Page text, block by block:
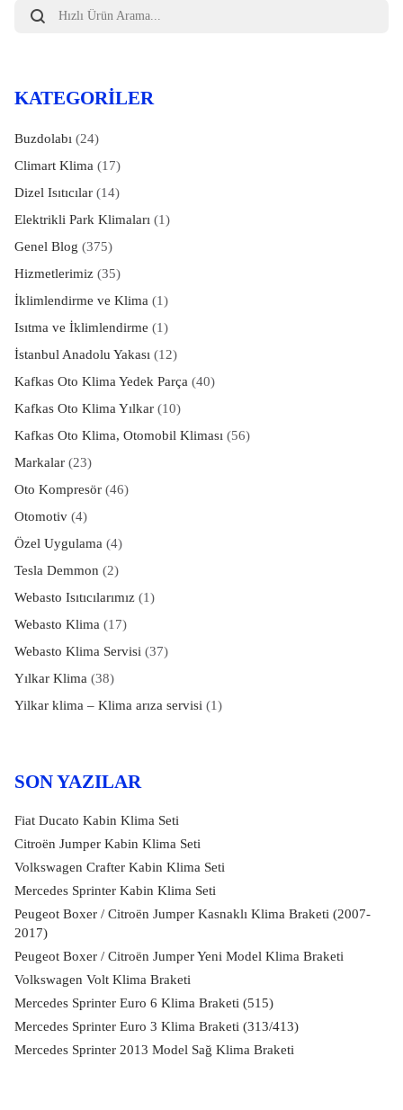
search
KATEGORILER
Buzdolabı (24)
Climart Klima (17)
Dizel Isıtıcılar(14)
Elektrikli Park Klimaları (1)
Genel Blog (375)
Hizmetlerimiz(35)
İklimlendirme ve Klima (1)
Isıtma ve İklimlendirme (1)
İstanbul Anadolu Yakası (12)
Kafkas Oto Klima Yedek Parça (40)
Kafkas Oto Klima Yılkar(10)
Kafkas Oto Klima, Otomobil Kliması (56)
Markalar(23)
Oto Kompresör(46)
Otomotiv(4)
Özel Uygulama (4)
Tesla Demmon (2)
Webasto Isıtıcılarımız(1)
Webasto Klima (17)
Webasto Klima Servisi (37)
Yılkar Klima (38)
Yilkar klima – Klima arıza servisi (1)
SON YAZILAR
Fiat Ducato Kabin Klima Seti
Citroën Jumper Kabin Klima Seti
Volkswagen Crafter Kabin Klima Seti
Mercedes Sprinter Kabin Klima Seti
Peugeot Boxer / Citroën Jumper Kasnaklı Klima Braketi (2007-
2017)
Peugeot Boxer / Citroën Jumper Yeni Model Klima Braketi
Volkswagen Volt Klima Braketi
Mercedes Sprinter Euro 6 Klima Braketi (515)
Mercedes Sprinter Euro 3 Klima Braketi (313/413)
Mercedes Sprinter 2013 Model Sağ Klima Braketi